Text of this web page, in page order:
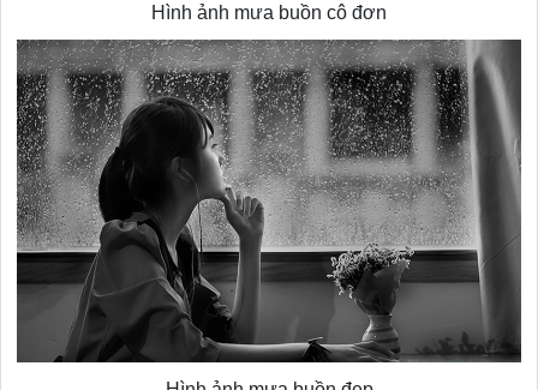
Hình ảnh mưa buồn cô đơn